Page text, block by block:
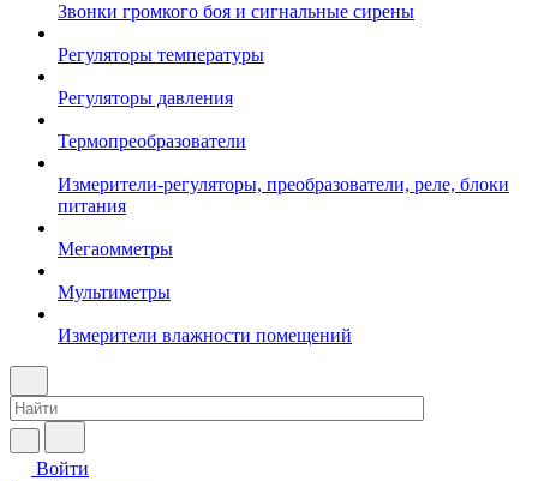
Звонки громкого боя и сигнальные сирены
Регуляторы температуры
Регуляторы давления
Термопреобразователи
Измерители-регуляторы, преобразователи, реле, блоки
питания
Мегаомметры
Мультиметры
Измерители влажности помещений
Войти